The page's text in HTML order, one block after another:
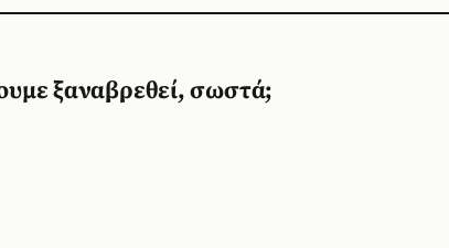
ξαναβρεθεί, σωστά;